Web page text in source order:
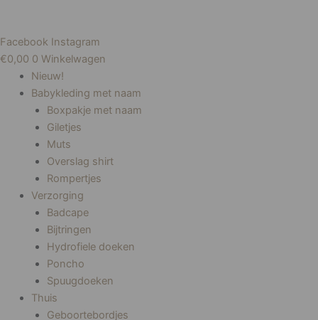
Facebook Instagram
€0,00 0 Winkelwagen
Nieuw!
Babykleding met naam
Boxpakje met naam
Giletjes
Muts
Overslag shirt
Rompertjes
Verzorging
Badcape
Bijtringen
Hydrofiele doeken
Poncho
Spuugdoeken
Thuis
Geboortebordjes